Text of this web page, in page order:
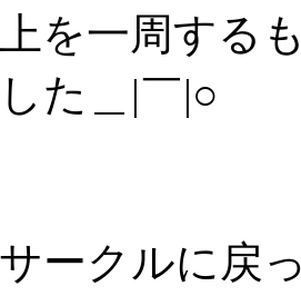
を一周する
た＿|￣|○
ークルに戻